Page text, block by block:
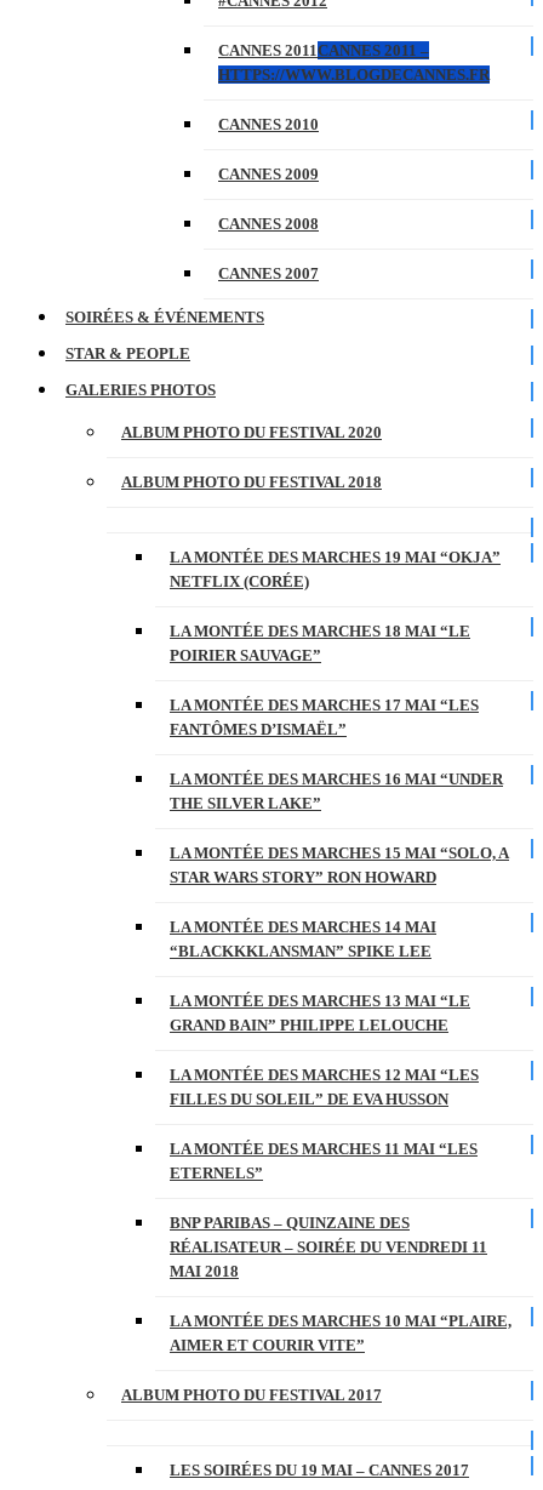
CANNES 2011CANNES 2011 –
HTTPS://WWW.BLOGDECANNES.FR
CANNES 2010
CANNES 2009
CANNES 2008
CANNES 2007
SOIRÉES & ÉVÉNEMENTS
STAR & PEOPLE
GALERIES PHOTOS
ALBUM PHOTO DU FESTIVAL 2020
ALBUM PHOTO DU FESTIVAL 2018
LA MONTÉE DES MARCHES 19 MAI “OKJA”
NETFLIX (CORÉE)
LA MONTÉE DES MARCHES 18 MAI “LE
POIRIER SAUVAGE”
LA MONTÉE DES MARCHES 17 MAI “LES
FANTÔMES D’ISMAËL”
LA MONTÉE DES MARCHES 16 MAI “UNDER
THE SILVER LAKE”
LA MONTÉE DES MARCHES 15 MAI “SOLO, A
STAR WARS STORY” RON HOWARD
LA MONTÉE DES MARCHES 14 MAI
“BLACKKKLANSMAN” SPIKE LEE
LA MONTÉE DES MARCHES 13 MAI “LE
GRAND BAIN” PHILIPPE LELOUCHE
LA MONTÉE DES MARCHES 12 MAI “LES
FILLES DU SOLEIL” DE EVA HUSSON
LA MONTÉE DES MARCHES 11 MAI “LES
ETERNELS”
BNP PARIBAS – QUINZAINE DES
RÉALISATEUR – SOIRÉE DU VENDREDI 11
MAI 2018
LA MONTÉE DES MARCHES 10 MAI “PLAIRE,
AIMER ET COURIR VITE”
ALBUM PHOTO DU FESTIVAL 2017
LES SOIRÉES DU 19 MAI – CANNES 2017